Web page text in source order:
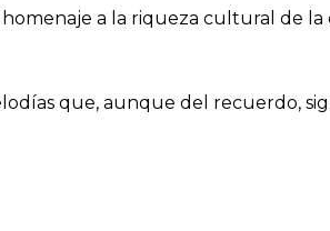
homenaje a la riqueza cultural de
que, aunque del recuerdo,